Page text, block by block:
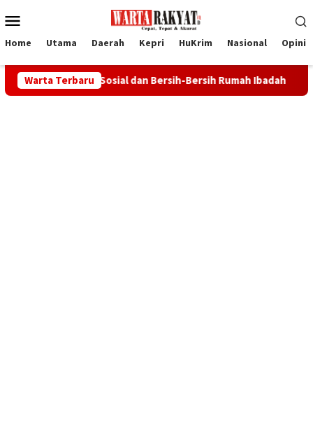
ke
Mobile
Home Utama Daerah Kepri HuKrim Nasional Opini
Warta Terbaru
Aksi Sosial dan Bersih-Bersih Rumah Ibadah Bupati